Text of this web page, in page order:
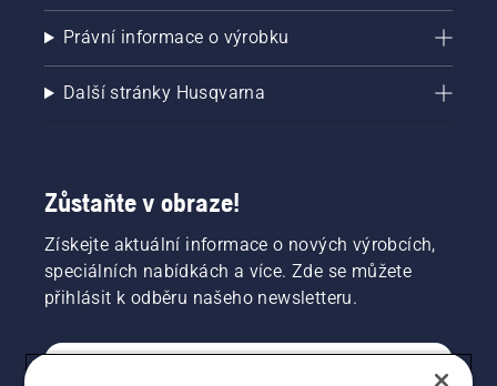
Právní informace o výrobku
Další stránky Husqvarna
Zůstaňte v obraze!
Získejte aktuální informace o nových výrobcích,
speciálních nabídkách a více. Zde se můžete
přihlásit k odběru našeho newsletteru.